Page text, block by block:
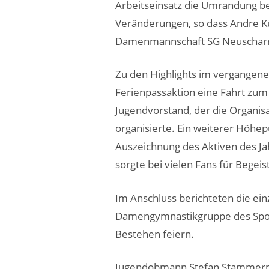
Arbeitseinsatz die Umrandung
Veränderungen, so dass Andre
Damenmannschaft SG
Zu den Highlights im
Ferienpassaktion eine Fahrt
Jugendvorstand, der die
organisierte. Ein weiterer
Auszeichnung des Aktiven des
sorgte bei vielen Fans für
Im Anschluss berichteten die
Damengymnastikgruppe des
Bestehen feiern.